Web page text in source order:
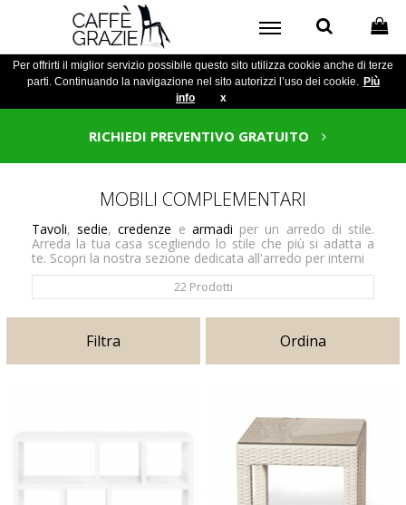
Per offrirti il miglior servizio possibile questo sito utilizza cookie anche di terze
parti. Continuando la navigazione nel sito autorizzi l’uso dei cookie. Più
info
x
RICHIEDI PREVENTIVO GRATUITO
MOBILI COMPLEMENTARI
Tavoli,sedie,credenze e armadi per un arredo di stile.
Arreda la tua casa scegliendo lo stile che più si adatta a
te. Scopri la nostra sezione dedicata all'arredo per interni
22 Prodotti
Filtra Ordina